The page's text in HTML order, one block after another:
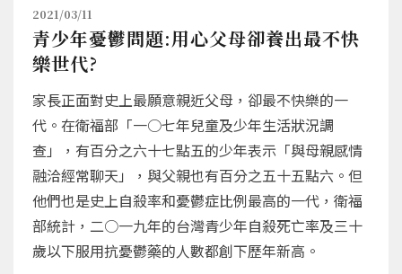
2021/03/11
青少年憂鬱問題:用心父母卻養出最不快
樂世代?
家長正面對史上最願意親近父母，卻最不快樂的一
代。在衛福部「一○七年兒童及少年生活狀況調
查」，有百分之六十七點五的少年表示「與母親感情
融洽經常聊天」，與父親也有百分之五十五點六。但
他們也是史上自殺率和憂鬱症比例最高的一代，衛福
部統計，二○一九年的台灣青少年自殺死亡率及三十
歲以下服用抗憂鬱藥的人數都創下歷年新高。